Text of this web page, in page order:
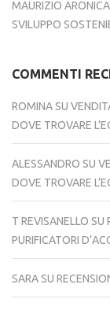
MAURIZIO
SVILUPPO
COMMENTI
ROMINA SU
DOVE TROVARE
ALESSANDRO SU
DOVE TROVARE
T REVISANELLO SU
PURIFICATORI
SARA SU